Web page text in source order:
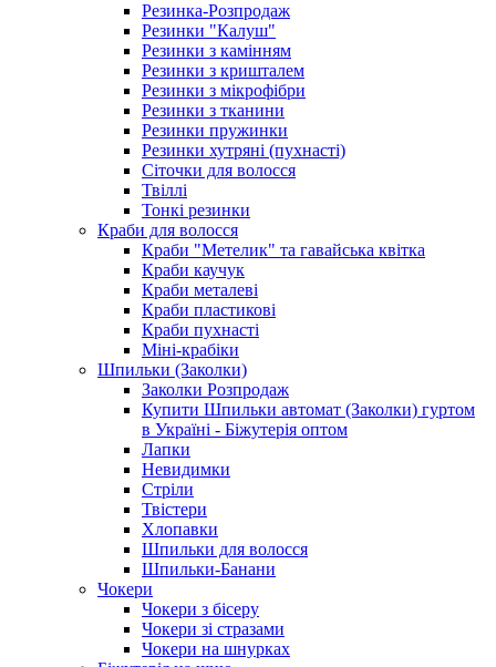
Резинка-Розпродаж
Резинки "Калуш"
Резинки з камінням
Резинки з кришталем
Резинки з мікрофібри
Резинки з тканини
Резинки пружинки
Резинки хутряні (пухнасті)
Сіточки для волосся
Твіллі
Тонкі резинки
Краби для волосся
Краби "Метелик" та гавайська квітка
Краби каучук
Краби металеві
Краби пластикові
Краби пухнасті
Міні-крабіки
Шпильки (Заколки)
Заколки Розпродаж
Купити Шпильки автомат (Заколки) гуртом
в Україні - Біжутерія оптом
Лапки
Невидимки
Стріли
Твістери
Хлопавки
Шпильки для волосся
Шпильки-Банани
Чокери
Чокери з бісеру
Чокери зі стразами
Чокери на шнурках